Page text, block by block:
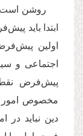
روشن است
ابتدا باید
اولین
اجتماعی و
پیش‌فرض
مخصوص امور
دین نباید